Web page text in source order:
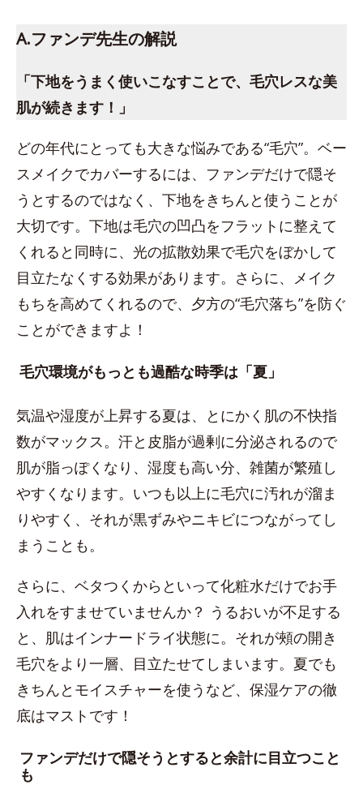
A.ファンデ先生の解説
「下地をうまく使いこなすことで、毛穴レスな美
肌が続きます！」
どの年代にとっても大きな悩みである“毛穴”。ベー
スメイクでカバーするには、ファンデだけで隠そ
うとするのではなく、下地をきちんと使うことが
大切です。下地は毛穴の凹凸をフラットに整えて
くれると同時に、光の拡散効果で毛穴をぼかして
目立たなくする効果があります。さらに、メイク
もちを高めてくれるので、夕方の“毛穴落ち”を防ぐ
ことができますよ！
毛穴環境がもっとも過酷な時季は「夏」
気温や湿度が上昇する夏は、とにかく肌の不快指
数がマックス。汗と皮脂が過剰に分泌されるので
肌が脂っぽくなり、湿度も高い分、雑菌が繁殖し
やすくなります。いつも以上に毛穴に汚れが溜ま
りやすく、それが黒ずみやニキビにつながってし
まうことも。
さらに、ベタつくからといって化粧水だけでお手
入れをすませていませんか？ うるおいが不足する
と、肌はインナードライ状態に。それが頰の開き
毛穴をより一層、目立たせてしまいます。夏でも
きちんとモイスチャーを使うなど、保湿ケアの徹
底はマストです！
ファンデだけで隠そうとすると余計に目立つこと
も